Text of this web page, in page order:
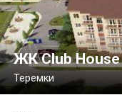
ЖК Club House
Теремки